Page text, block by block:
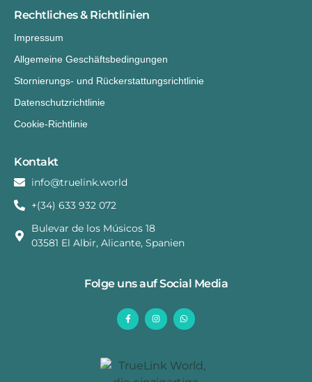
Rechtliches & Richtlinien
Impressum
Allgemeine Geschäftsbedingungen
Stornierungs- und Rückerstattungsrichtlinie
Datenschutzrichtlinie
Cookie-Richtlinie
Kontakt
info@truelink.world
+(34) 633 932 072
Bulevar de los Músicos 18
03581 El Albir, Alicante, Spanien
Folge uns auf Social Media